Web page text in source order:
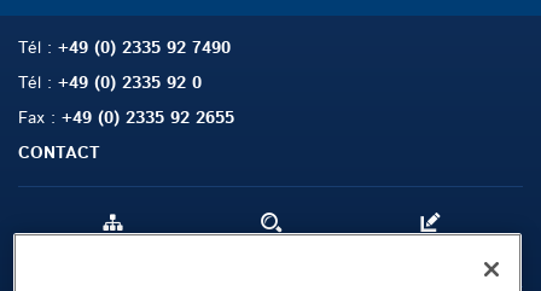
Tél : +49 (0) 2335 92 7490
Tél : +49 (0) 2335 92 0
Fax : +49 (0) 2335 92 2655
CONTACT